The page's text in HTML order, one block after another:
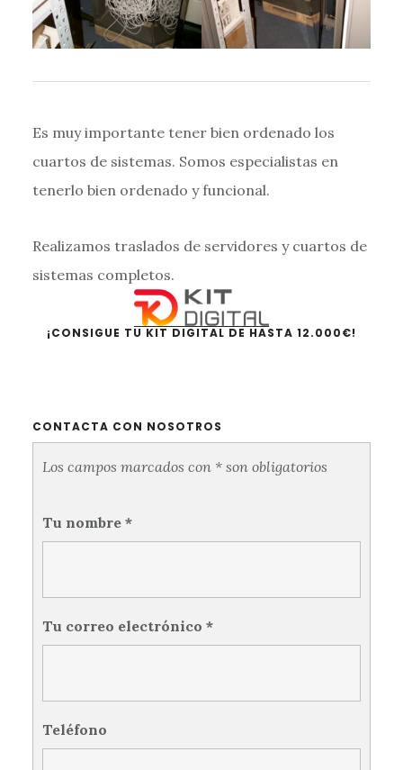
Es muy importante tener bien ordenado los
cuartos de sistemas. Somos especialistas en
tenerlo bien ordenado y funcional.
Realizamos traslados de servidores y cuartos de
sistemas completos.
lateral
¡CONSIGUE TU KIT DIGITAL DE HASTA 12.000€!
CONTACTA CON NOSOTROS
Los campos marcados con * son obligatorios
Tu nombre *
Tu correo electrónico *
Teléfono